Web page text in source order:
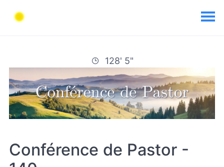
128' 5"
Conférence de Pastor -